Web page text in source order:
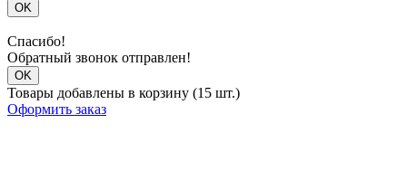
OK
Спасибо!
Обратный звонок отправлен!
OK
Товары добавлены в корзину (15 шт.)
Оформить заказ